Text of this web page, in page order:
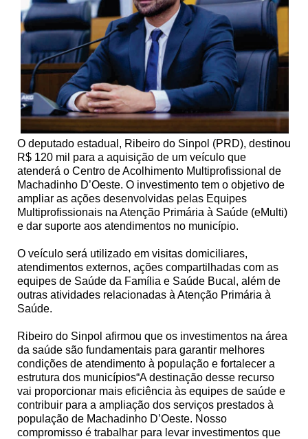
O deputado estadual, Ribeiro do Sinpol (PRD), destinou
R$ 120 mil para a aquisição de um veículo que
atenderá o Centro de Acolhimento Multiprofissional de
Machadinho D’Oeste. O investimento tem o objetivo de
ampliar as ações desenvolvidas pelas Equipes
Multiprofissionais na Atenção Primária à Saúde (eMulti)
e dar suporte aos atendimentos no município.
O veículo será utilizado em visitas domiciliares,
atendimentos externos, ações compartilhadas com as
equipes de Saúde da Família e Saúde Bucal, além de
outras atividades relacionadas à Atenção Primária à
Saúde.
Ribeiro do Sinpol afirmou que os investimentos na área
da saúde são fundamentais para garantir melhores
condições de atendimento à população e fortalecer a
estrutura dos municípios“A destinação desse recurso
vai proporcionar mais eficiência às equipes de saúde e
contribuir para a ampliação dos serviços prestados à
população de Machadinho D’Oeste. Nosso
compromisso é trabalhar para levar investimentos que